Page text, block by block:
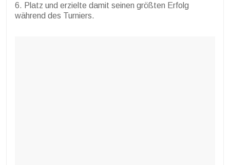
6. Platz und erzielte damit seinen größten Erfolg
während des Turniers.